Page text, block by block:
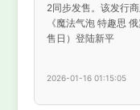
2同步发售。该发行
《魔法气泡 特趣思
售日）登陆新平
2026-01-16 01:15:05